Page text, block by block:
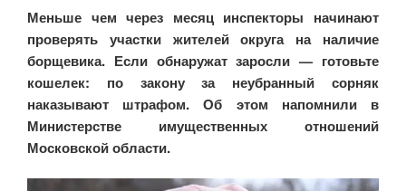
Меньше чем через месяц инспекторы начинают
проверять участки жителей округа на наличие
борщевика. Если обнаружат заросли — готовьте
кошелек: по закону за неубранный сорняк
наказывают штрафом. Об этом напомнили в
Министерстве имущественных отношений
Московской области.